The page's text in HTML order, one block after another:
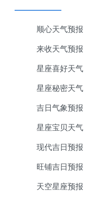
顺心天气预报
来收天气预报
星座喜好天气
星座秘密天气
吉日气象预报
星座宝贝天气
现代吉日预报
旺铺吉日预报
天空星座预报